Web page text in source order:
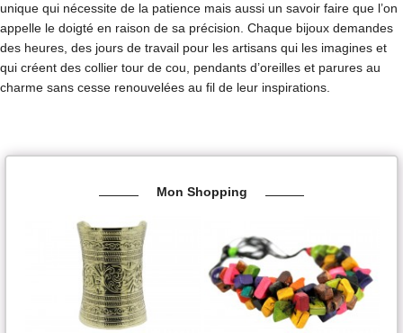
unique qui nécessite de la patience mais aussi un savoir faire que l’on
appelle le doigté en raison de sa précision. Chaque bijoux demandes
des heures, des jours de travail pour les artisans qui les imagines et
qui créent des collier tour de cou, pendants d’oreilles et parures au
charme sans cesse renouvelées au fil de leur inspirations.
Mon Shopping